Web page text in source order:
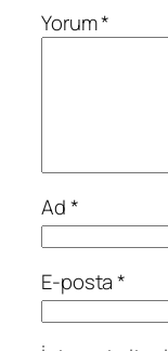
Yorum*
Ad*
E-posta*